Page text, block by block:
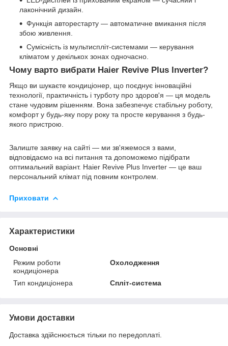
лаконічний дизайн.
Функція авторестарту — автоматичне вмикання після
збою живлення.
Сумісність із мультиспліт-системами — керування
кліматом у декількох зонах одночасно.
Чому варто вибрати Haier Revive Plus Inverter?
Якщо ви шукаєте кондиціонер, що поєднує інноваційні
технології, практичність і турботу про здоров'я — ця модель
стане чудовим рішенням. Вона забезпечує стабільну роботу,
комфорт у будь-яку пору року та просте керування з будь-
якого пристрою.
Залиште заявку на сайті — ми зв'яжемося з вами,
відповідаємо на всі питання та допоможемо підібрати
оптимальний варіант. Haier Revive Plus Inverter — це ваш
персональний клімат під повним контролем.
Приховати
Характеристики
Основні
Режим роботи
кондиціонера
Охолодження
Тип кондиціонера Спліт-система
Умови доставки
Доставка здійснюється тільки по передоплаті.